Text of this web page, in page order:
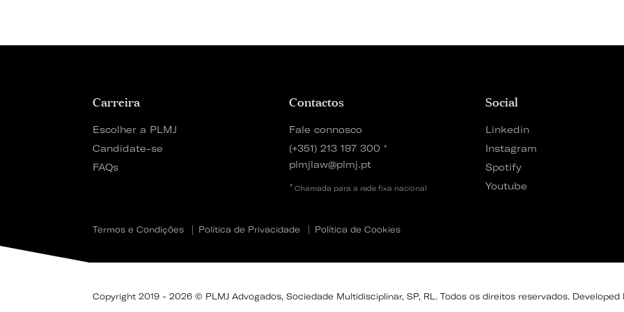
Carreira
Escolher a PLMJ
Candidate-se
FAQs
Contactos
Fale connosco
(+351) 213 197 300 *
plmjlaw@plmj.pt
* Chamada para a rede fixa nacional
Social
Linkedin
Instagram
Spotify
Youtube
Termos e Condições Política de Privacidade Política de Cookies
Copyright 2019 - 2026 © PLMJ Advogados, Sociedade Multidisciplinar, SP, RL. Todos os direitos reservados. Developed